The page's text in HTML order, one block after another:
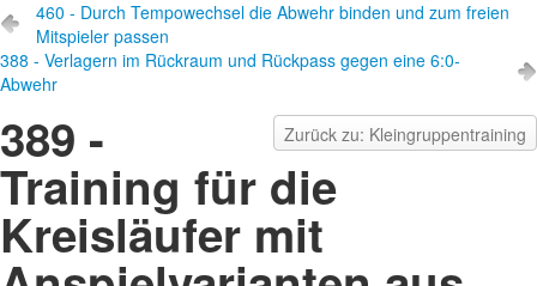
460 - Durch Tempowechsel die Abwehr binden und zum freien
Mitspieler passen
388 - Verlagern im Rückraum und Rückpass gegen eine 6:0-
Abwehr
Zurück zu: Kleingruppentraining
389 -
Training für die
Kreisläufer mit